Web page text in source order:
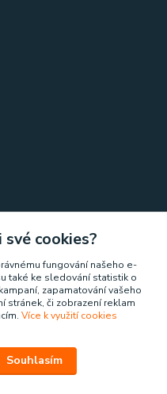
své cookies?
fungování našeho e-
také ke sledování statistik o
zapamatování vašeho
stránek, či zobrazení reklam
Více k využití cookies
Souhlasím